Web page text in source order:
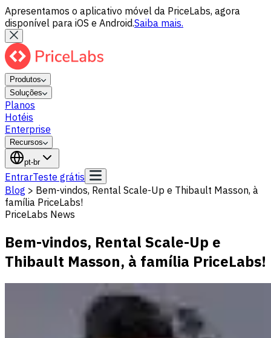
Apresentamos o aplicativo móvel da PriceLabs, agora
disponível para iOS e Android.Saiba mais.
Produtos
Soluções
Planos
Hotéis
Enterprise
Recursos
pt-br
EntrarTeste grátis
Blog > Bem-vindos, Rental Scale-Up e Thibault Masson, à
família PriceLabs!
PriceLabs News
Bem-vindos, Rental Scale-Up e
Thibault Masson, à família PriceLabs!